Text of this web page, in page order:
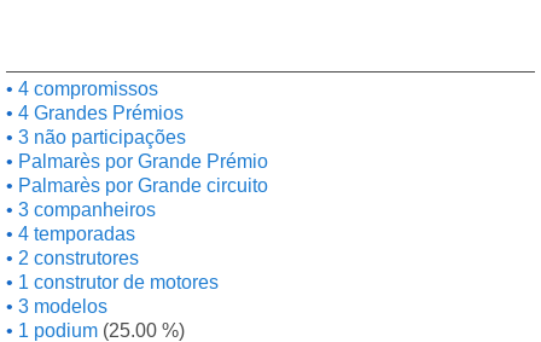
4 compromissos
4 Grandes Prémios
3 não participações
Palmarès por Grande Prémio
Palmarès por Grande circuito
3 companheiros
4 temporadas
2 construtores
1 construtor de motores
3 modelos
1 podium (25.00 %)